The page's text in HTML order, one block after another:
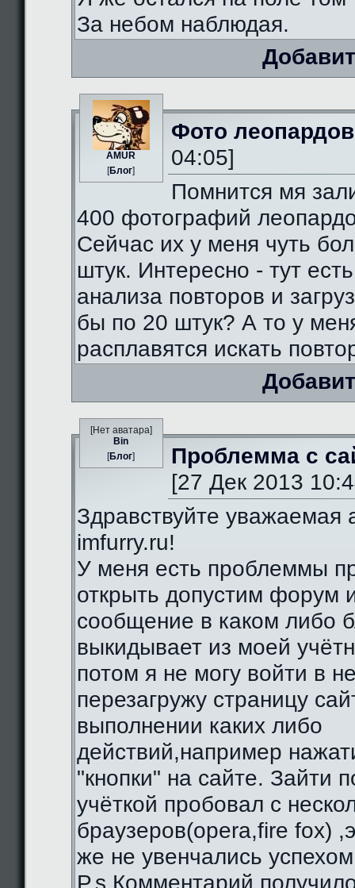
За небом наблюдая.
AMUR
[Блог]
Фото леопардов
04:05]
Помнится мя
400 фотографий
Сейчас их у меня чуть
штук. Интересно - тут
анализа повторов и
бы по 20 штук? А то у
расплавятся искать
[Нет аватара]
Bin
[Блог]
Проблемма с
[27 Дек 2013
Здравствуйте уважаемая
imfurry.ru!
У меня есть проблеммы
открыть допустим форум
сообщение в каком либо
выкидывает из моей
потом я не могу войти в
перезагружу страницу
выполнении каких либо
действий,например
"кнопки" на сайте. Зайти
учёткой пробовал с
браузеров(opera,fire fox)
же не увенчались
P.s Комментарий